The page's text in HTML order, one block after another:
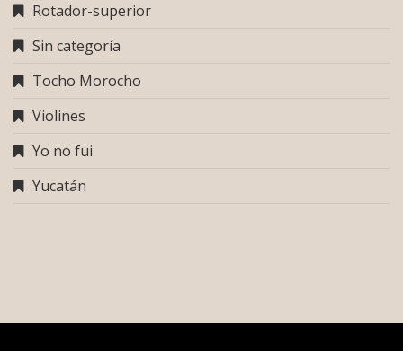
Rotador-superior
Sin categoría
Tocho Morocho
Violines
Yo no fui
Yucatán